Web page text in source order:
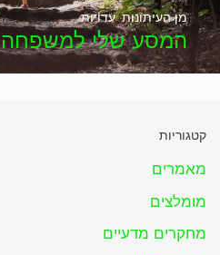
המסע שלי למשפחה
מן העיתונות,עדויות
קטגוריות
מאמרים
מומלצים
מחקרים מדעיים